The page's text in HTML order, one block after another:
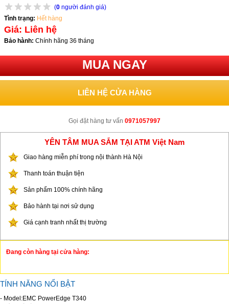
(0 người đánh giá)
Tình trạng: Hết hàng
Giá: Liên hệ
Bảo hành: Chính hãng 36 tháng
MUA NGAY
LIÊN HỆ CỬA HÀNG
Gọi đặt hàng tư vấn 0971057997
YÊN TÂM MUA SẮM TẠI ATM Việt Nam
Giao hàng miễn phí trong nội thành Hà Nội
Thanh toán thuận tiện
Sản phẩm 100% chính hãng
Bảo hành tại nơi sử dụng
Giá cạnh tranh nhất thị trường
Đang còn hàng tại cửa hàng:
TÍNH NĂNG NỔI BẬT
- Model:EMC PowerEdge T340